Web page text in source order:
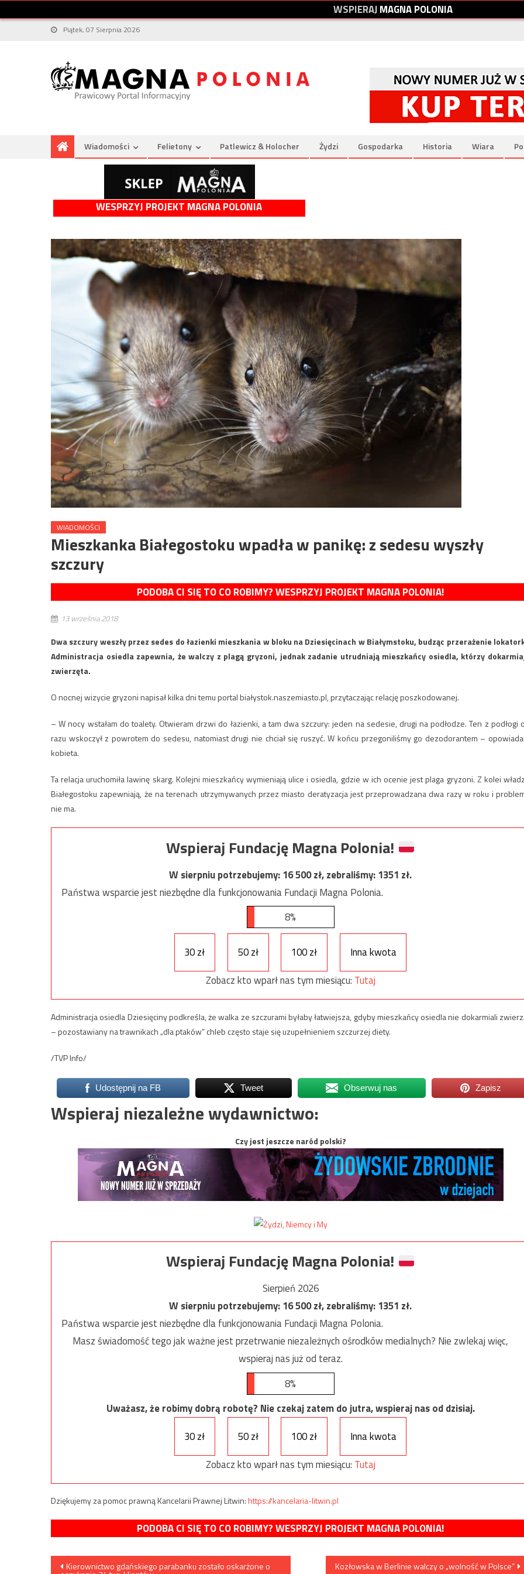
WSPIERAJMAGNAPOLONIA
Piątek, 07 Sierpnia 2026
Wiadomości Felietony Patlewicz & Holocher Żydzi Gospodarka Historia Wiara
WESPRZYJ PROJEKT MAGNA POLONIA
WIADOMOŚCI
Mieszkanka Białegostoku wpadła w panikę: z sedesu wyszły
szczury
PODOBA CI SIĘ TO CO ROBIMY? WESPRZYJ PROJEKT MAGNA POLONIA!
13 września 2018
Dwa szczury weszły przez sedes do łazienki mieszkania w bloku na Dziesięcinach w Białymstoku, budząc przerażenie
Administracja osiedla zapewnia, że walczy z plagą gryzoni, jednak zadanie utrudniają mieszkańcy osiedla, którzy
zwierzęta.
O nocnej wizycie gryzoni napisał kilka dni temu portal białystok.naszemiasto.pl, przytaczając relację poszkodowanej.
– W nocy wstałam do toalety. Otwieram drzwi do łazienki, a tam dwa szczury: jeden na sedesie, drugi na podłodze. Ten z podłogi
razu wskoczył z powrotem do sedesu, natomiast drugi nie chciał się ruszyć. W końcu przegoniliśmy go dezodorantem –
kobieta.
Ta relacja uruchomiła lawinę skarg. Kolejni mieszkańcy wymieniają ulice i osiedla, gdzie w ich ocenie jest plaga gryzoni. Z kolei
Białegostoku zapewniają, że na terenach utrzymywanych przez miasto deratyzacja jest przeprowadzana dwa razy w roku i
nie ma.
Wspieraj Fundację Magna Polonia!
W sierpniu potrzebujemy:16 500zł, zebraliśmy:1351 zł.
Państwa wsparcie jest niezbędne dla funkcjonowania Fundacji Magna Polonia.
8%
30 zł 50 zł 100 zł
Inna kwota
Zobacz kto wparł nas tym miesiącu: Tutaj
Administracja osiedla Dziesięciny podkreśla, że walka ze szczurami byłaby łatwiejsza, gdyby mieszkańcy osiedla nie dokarmiali
– pozostawiany na trawnikach „dla ptaków” chleb często staje się uzupełnieniem szczurzej diety.
/TVP Info/
Udostępnij na FB Tweet Obserwuj nas Zapisz
Wspieraj niezależne wydawnictwo:
Czy jest jeszcze naród polski?
Wspieraj Fundację Magna Polonia!
Sierpień 2026
W sierpniu potrzebujemy:16 500zł, zebraliśmy:1351 zł.
Państwa wsparcie jest niezbędne dla funkcjonowania Fundacji Magna Polonia.
Masz świadomość tego jak ważne jest przetrwanie niezależnych ośrodków medialnych? Nie zwlekaj więc,
wspieraj nas już od teraz.
8%
Uważasz, że robimy dobrą robotę? Nie czekaj zatem do jutra, wspieraj nas od dzisiaj.
30 zł
50 zł 100 zł
Inna kwota
Zobacz kto wparł nas tym miesiącu: Tutaj
Dziękujemy za pomoc prawną Kancelarii Prawnej Litwin:https://kancelaria-litwin.pl
PODOBA CI SIĘ TO CO ROBIMY? WESPRZYJ PROJEKT MAGNA POLONIA!
Nawigacja
Kierownictwo gdańskiego parabanku zostało oskarżone o Kozłowska w Berlinie walczy o „wolność w Polsce”